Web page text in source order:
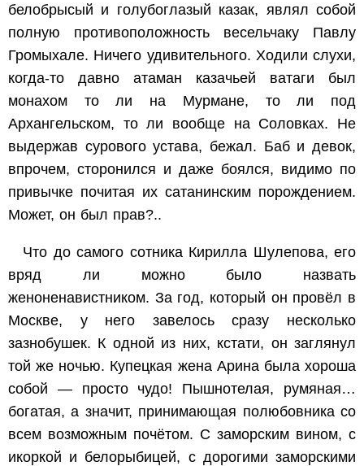
белобрысый и голубоглазый казак, являл собой
полную противоположность весельчаку Павлу
Громыхале. Ничего удивительного. Ходили слухи,
когда-то давно атаман казачьей ватаги был
монахом то ли на Мурмане, то ли под
Архангельском, то ли вообще на Соловках. Не
выдержав сурового устава, бежал. Баб и девок,
впрочем, сторонился и даже боялся, видимо по
привычке почитая их сатанинским порождением.
Может, он был прав?..
Что до самого сотника Кирилла Шулепова, его
вряд ли можно было назвать
женоненавистником. За год, который он провёл в
Москве, у него завелось сразу несколько
зазнобушек. К одной из них, кстати, он заглянул
той же ночью. Купецкая жена Арина была хороша
собой — просто чудо! Пышнотелая, румяная…
богатая, а значит, принимающая полюбовника со
всем возможным почётом. С заморским вином, с
икоркой и белорыбицей, с дорогими заморскими